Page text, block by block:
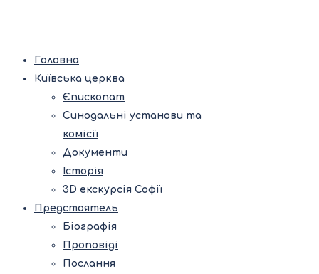
Головна
Київська церква
Єпископат
Синодальні установи та
комісії
Документи
Історія
3D екскурсія Софії
Предстоятель
Біографія
Проповіді
Послання